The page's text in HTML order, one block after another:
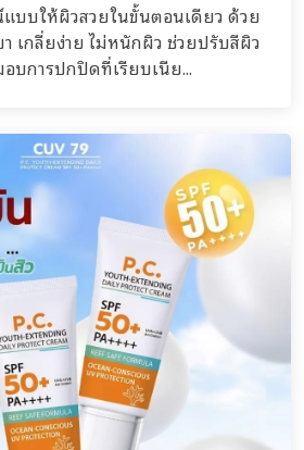
บบให้ผิวสวยในขั้นตอนเดียว ด้วย
เกลี่ยง่าย ไม่หนักผิว ช่วยปรับสีผิว
บการปกปิดที่เรียบเนีย...